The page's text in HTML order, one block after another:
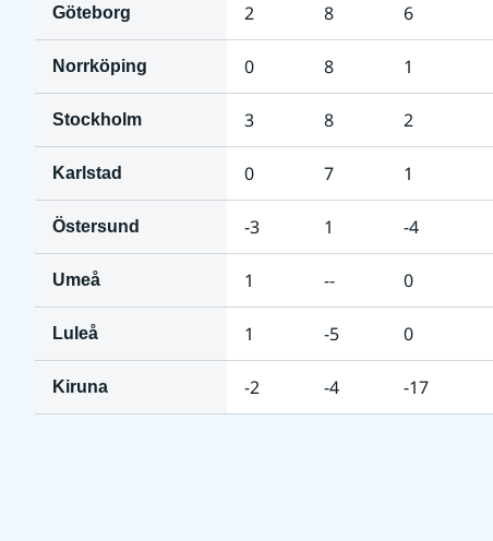
Göteborg 2 8 6
Norrköping 0 8 1
Stockholm 3 8 2
Karlstad 0 7 1
Östersund -3 1 -4
Umeå 1 -- 0
Luleå 1 -5 0
Kiruna -2 -4 -17